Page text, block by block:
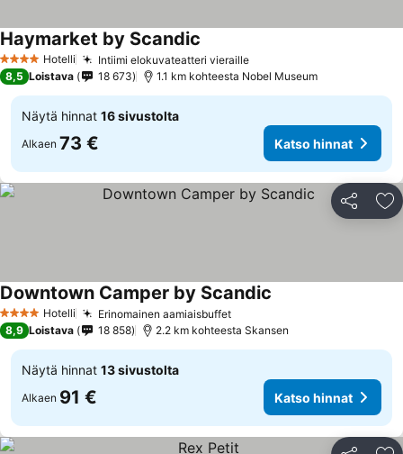
4 Tähtiluokitus
Hotelli Intiimi elokuvateatteri vieraille
Haymarket by Scandic
8,5 Loistava 18 673 1.1 km kohteesta Nobel Museum
Näytä hinnat 16 sivustolta
Alkaen 73 € Katso hinnat
Jaa
4 Tähtiluokitus
Hotelli Erinomainen aamiaisbuffet
Downtown Camper by Scandic
8,9 Loistava 18 858 2.2 km kohteesta Skansen
Näytä hinnat 13 sivustolta
Alkaen 91 € Katso hinnat